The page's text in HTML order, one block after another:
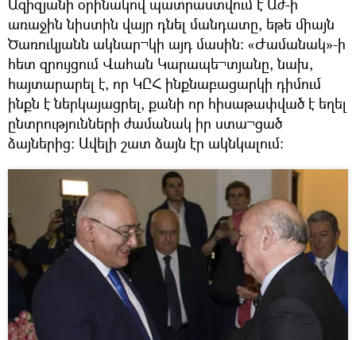
Ազիզյանի օրինակով պատրաստվում է Աժ-ի
առաջին նիստին վայր դնել մանդատը, եթե միայն
Ծառուկյանն ակնար¬կի այդ մասին: «Ժամանակ»-ի
հետ զրույցում Վահան Կարապե¬տյանը, նախ,
հայտարարել է, որ ԿԸՀ ինքնաբացարկի դիմում
ինքն է ներկայացրել, քանի որ հիսաթափված է եղել
ընտրությունների ժամանակ իր ստա¬ցած
ձայներից: Ավելի շատ ձայն էր ակնկալում: